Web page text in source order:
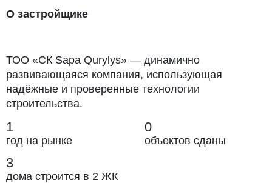
О застройщике
ТОО «СК Sapa Qurylys» — динамично
развивающаяся компания, использующая
надёжные и проверенные технологии
строительства.
1
год на рынке
0
объектов сданы
3
дома строится в 2 ЖК